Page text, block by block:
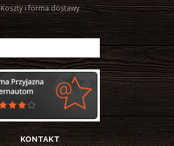
Koszty i forma dostawy
KONTAKT